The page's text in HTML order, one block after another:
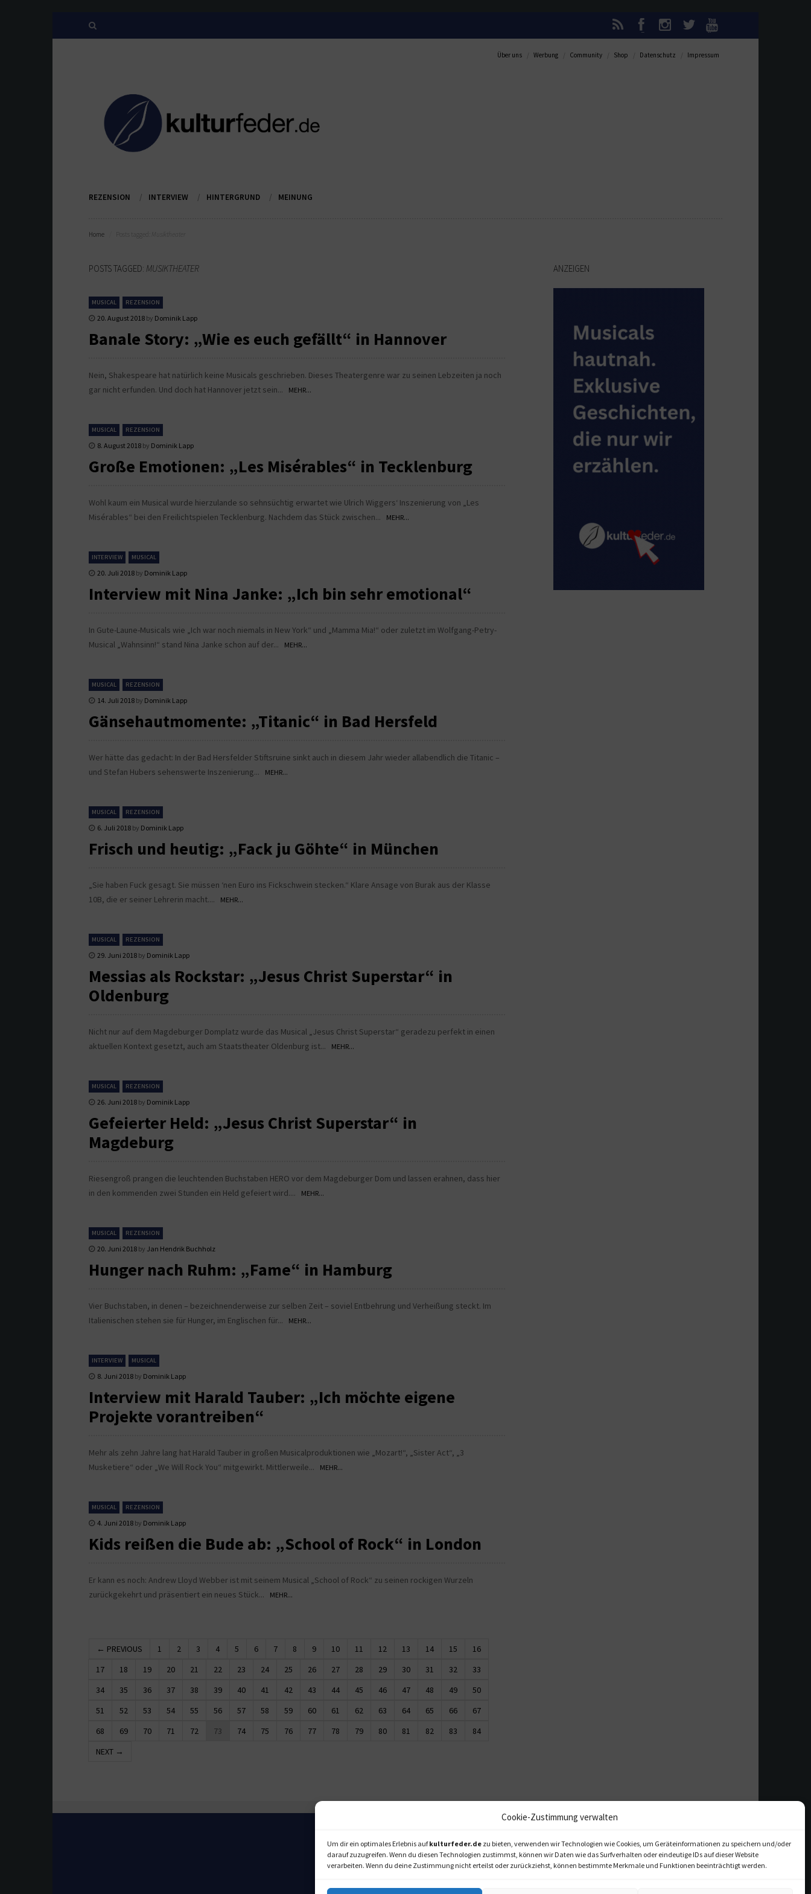
Cookie-Zustimmung verwalten
Um dir ein optimales Erlebnis aufkulturfeder.de zu bieten, verwenden wir Technologien wie Cookies, um Geräteinformationen zu speichern und/oder
darauf zuzugreifen. Wenn du diesen Technologien zustimmst, können wir Daten wie das Surfverhalten oder eindeutige IDs auf dieser Website
verarbeiten. Wenn du deine Zustimmung nicht erteilst oder zurückziehst, können bestimmte Merkmale und Funktionen beeinträchtigt werden.
Über uns Werbung Community Shop Datenschutz Impressum
REZENSION INTERVIEW HINTERGRUND MEINUNG
Home
POSTS TAGGED: MUSIKTHEATER
MUSICAL REZENSION
20. August 2018 by Dominik Lapp
Banale Story: „Wie es euch gefällt“ in Hannover
Nein, Shakespeare hat natürlich keine Musicals geschrieben. Dieses Theatergenre war zu seinen Lebzeiten ja noch
gar nicht erfunden. Und doch hat Hannover jetzt sein...
MEHR...
MUSICAL REZENSION
8. August 2018 by Dominik Lapp
Große Emotionen: „Les Misérables“ in Tecklenburg
Wohl kaum ein Musical wurde hierzulande so sehnsüchtig erwartet wie Ulrich Wiggers‘ Inszenierung von „Les
Misérables“ bei den Freilichtspielen Tecklenburg. Nachdem das Stück zwischen...
MEHR...
INTERVIEW MUSICAL
20. Juli 2018 by Dominik Lapp
Interview mit Nina Janke: „Ich bin sehr emotional“
In Gute-Laune-Musicals wie „Ich war noch niemals in New York“ und „Mamma Mia!“ oder zuletzt im Wolfgang-Petry-
Musical „Wahnsinn!“ stand Nina Janke schon auf der...
MEHR...
MUSICAL REZENSION
14. Juli 2018 by Dominik Lapp
Gänsehautmomente: „Titanic“ in Bad Hersfeld
Wer hätte das gedacht: In der Bad Hersfelder Stiftsruine sinkt auch in diesem Jahr wieder allabendlich die Titanic –
und Stefan Hubers sehenswerte Inszenierung...
MEHR...
MUSICAL REZENSION
6. Juli 2018 by Dominik Lapp
Frisch und heutig: „Fack ju Göhte“ in München
„Sie haben Fuck gesagt. Sie müssen ‘nen Euro ins Fickschwein stecken.“ Klare Ansage von Burak aus der Klasse
10B, die er seiner Lehrerin macht....
MEHR...
MUSICAL REZENSION
29. Juni 2018 by Dominik Lapp
Messias als Rockstar: „Jesus Christ Superstar“ in
Oldenburg
Nicht nur auf dem Magdeburger Domplatz wurde das Musical „Jesus Christ Superstar“ geradezu perfekt in einen
aktuellen Kontext gesetzt, auch am Staatstheater Oldenburg ist...
MEHR...
MUSICAL REZENSION
26. Juni 2018 by Dominik Lapp
Gefeierter Held: „Jesus Christ Superstar“ in
Magdeburg
Riesengroß prangen die leuchtenden Buchstaben HERO vor dem Magdeburger Dom und lassen erahnen, dass hier
in den kommenden zwei Stunden ein Held gefeiert wird....
MEHR...
MUSICAL REZENSION
20. Juni 2018 by Jan Hendrik Buchholz
Hunger nach Ruhm: „Fame“ in Hamburg
Vier Buchstaben, in denen – bezeichnenderweise zur selben Zeit – soviel Entbehrung und Verheißung steckt. Im
Italienischen stehen sie für Hunger, im Englischen für...
MEHR...
INTERVIEW MUSICAL
8. Juni 2018 by Dominik Lapp
Interview mit Harald Tauber: „Ich möchte eigene
Projekte vorantreiben“
Mehr als zehn Jahre lang hat Harald Tauber in großen Musicalproduktionen wie „Mozart!“, „Sister Act“, „3
Musketiere“ oder „We Will Rock You“ mitgewirkt. Mittlerweile...
MEHR...
MUSICAL REZENSION
4. Juni 2018 by Dominik Lapp
Kids reißen die Bude ab: „School of Rock“ in London
Er kann es noch: Andrew Lloyd Webber ist mit seinem Musical „School of Rock“ zu seinen rockigen Wurzeln
zurückgekehrt und präsentiert ein neues Stück...
MEHR...
← PREVIOUS 1 2 3 4 5 6 7 8 9 10 11 12 13 14 15
16
17
18 19 20 21 22 23 24 25 26 27 28 29 30 31 32
33
34
35 36 37 38 39 40 41 42 43 44 45 46 47 48 49
50
51
52 53 54 55 56 57 58 59 60 61 62 63 64 65 66
67
68
69 70 71 72 73 74 75 76 77 78 79 80 81 82 83
84
NEXT →
ANZEIGEN